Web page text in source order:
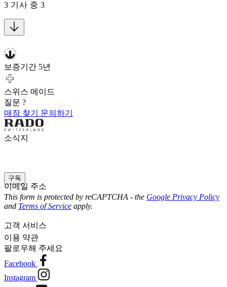
3 기사 중 3
보증기간 5년
스위스 메이드
질문 ?
매장 찾기 문의하기
소식지
이메일 주소
구독
This form is protected by reCAPTCHA - the Google Privacy Policy
and Terms of Service apply.
고객 서비스
이용 약관
팔로우해 주세요
Facebook
Instagram